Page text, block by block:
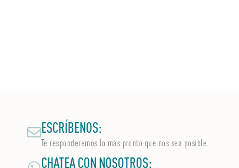
ESCRÍBENOS:
Te responderemos lo más pronto que nos sea posible.
CHATEA CON NOSOTROS: